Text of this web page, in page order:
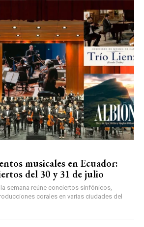
musicales en Ecuador:
del 30 y 31 de julio
semana reúne conciertos sinfónicos,
corales en varias ciudades del